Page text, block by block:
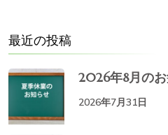
最近の投稿
2026年8月の
2026年7月31日